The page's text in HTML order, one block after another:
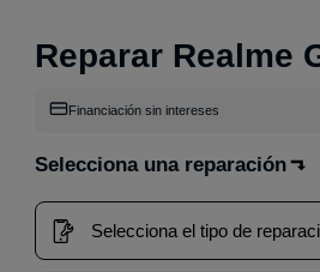
Reparar Realme
Financiación sin intereses
Selecciona una reparación